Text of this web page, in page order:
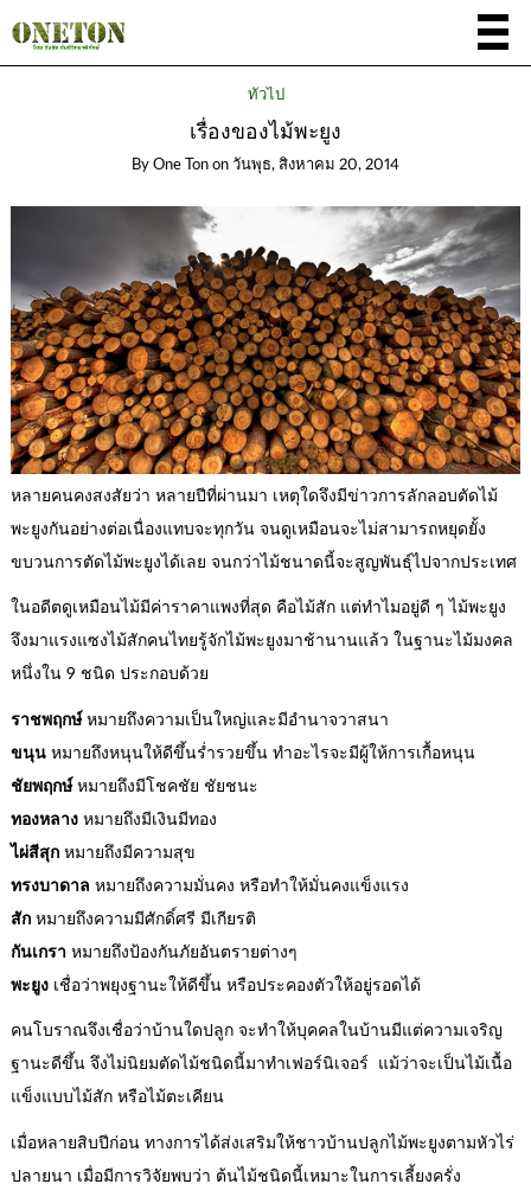
ทั่วไป
เรื่องของไม้พะยูง
By One Ton on วันพุธ, สิงหาคม 20, 2014
หลายคนคงสงสัยว่า หลายปีที่ผ่านมา เหตุใดจึงมีข่าวการลักลอบตัดไม้
พะยูงกันอย่างต่อเนื่องแทบจะทุกวัน จนดูเหมือนจะไม่สามารถหยุดยั้ง
ขบวนการตัดไม้พะยูงได้เลย จนกว่าไม้ชนาดนี้จะสูญพันธุ์ไปจากประเทศ
ในอดีตดูเหมือนไม้มีค่าราคาแพงที่สุด คือไม้สัก แต่ทำไมอยู่ดี ๆ ไม้พะยูง
จึงมาแรงแซงไม้สักคนไทยรู้จักไม้พะยูงมาช้านานแล้ว ในฐานะไม้มงคล
หนึ่งใน 9 ชนิด ประกอบด้วย
ราชพฤกษ์หมายถึงความเป็นใหญ่และมีอำนาจวาสนา
ขนุนหมายถึงหนุนให้ดีขึ้นร่ำรวยขึ้น ทำอะไรจะมีผู้ให้การเกื้อหนุน
ชัยพฤกษ์หมายถึงมีโชคชัย ชัยชนะ
ทองหลางหมายถึงมีเงินมีทอง
ไผ่สีสุกหมายถึงมีความสุข
ทรงบาดาล หมายถึงความมั่นคง หรือทำให้มั่นคงแข็งแรง
สักหมายถึงความมีศักดิ์ศรี มีเกียรติ
กันเกรา หมายถึงป้องกันภัยอันตรายต่างๆ
พะยูงเชื่อว่าพยุงฐานะให้ดีขึ้น หรือประคองตัวให้อยู่รอดได้
คนโบราณจึงเชื่อว่าบ้านใดปลูก จะทำให้บุคคลในบ้านมีแต่ความเจริญ
ฐานะดีขึ้น จึงไม่นิยมตัดไม้ชนิดนี้มาทำเฟอร์นิเจอร์ แม้ว่าจะเป็นไม้เนื้อ
แข็งแบบไม้สัก หรือไม้ตะเคียน
เมื่อหลายสิบปีก่อน ทางการได้ส่งเสริมให้ชาวบ้านปลูกไม้พะยูงตามหัวไร่
ปลายนา เมื่อมีการวิจัยพบว่า ต้นไม้ชนิดนี้เหมาะในการเลี้ยงครั่ง